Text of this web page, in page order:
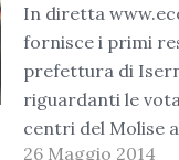
In diretta
fornisce i primi
prefettura di
riguardanti le
centri del Molise
26 Maggio 2014